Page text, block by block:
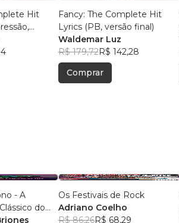
Hit
Fancy: The Complete Hit
Lyrics (PB, versão final)
Waldemar Luz
R$ 179,72R$ 142,28
Comprar
- A
do
Os Festivais de Rock
Adriano Coelho
R$ 86,26R$ 68,29